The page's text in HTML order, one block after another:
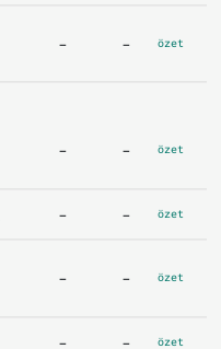
- - özet
- - özet
- - özet
- - özet
- - özet